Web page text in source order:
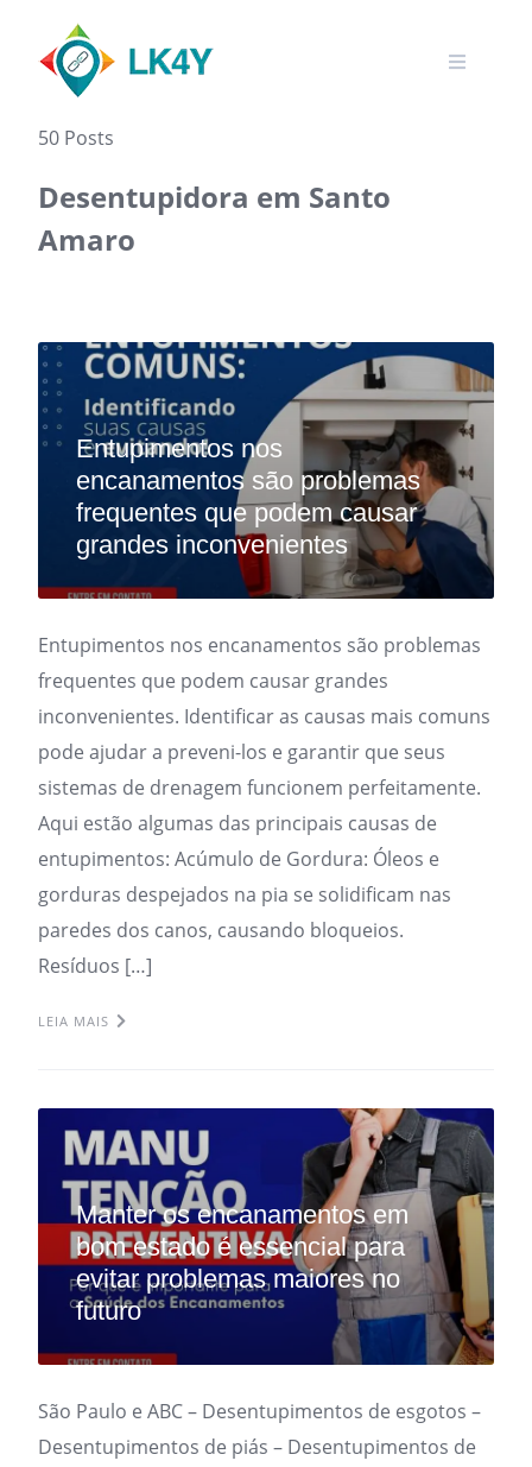
content
50 Posts
Desentupidora em Santo
Amaro‎
Entupimentos nos
encanamentos são problemas
frequentes que podem causar
grandes inconvenientes
Entupimentos nos encanamentos são problemas
frequentes que podem causar grandes
inconvenientes. Identificar as causas mais comuns
pode ajudar a preveni-los e garantir que seus
sistemas de drenagem funcionem perfeitamente.
Aqui estão algumas das principais causas de
entupimentos: Acúmulo de Gordura: Óleos e
gorduras despejados na pia se solidificam nas
paredes dos canos, causando bloqueios.
Resíduos […]
LEIA MAIS
Manter os encanamentos em
bom estado é essencial para
evitar problemas maiores no
futuro
São Paulo e ABC – Desentupimentos de esgotos –
Desentupimentos de piás – Desentupimentos de